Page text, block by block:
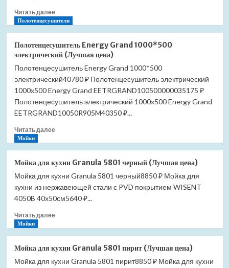
Читать далееПрочитать
больше
Energy
Grand
1200*600
черный
матовый
9005
электрический
(Лучшая
Полотенцесушители
Полотенцесушитель Energy Grand 1000*500
электрический (Лучшая цена)
Полотенцесушитель Energy Grand 1000*500
электрический40780 ₽ Полотенцесушитель электрический
1000x500 Energy Grand EETRGRAND100500000035175 ₽
Полотенцесушитель электрический 1000x500 Energy Grand
EETRGRAND10050R905M40350 ₽...
Читать далееПрочитать
Полотенцесушитель
Energy
Grand
1000*500
электрический
цена)
Мойки
Мойка для кухни Granula 5801 черный (Лучшая цена)
Мойка для кухни Granula 5801 черный8850 ₽ Мойка для
кухни из нержавеющей стали с PVD покрытием WISENT
4050B 40х50см5640 ₽...
Читать далееПрочитать
для
кухни
Мойки
Мойка для кухни Granula 5801 пирит (Лучшая цена)
Мойка для кухни Granula 5801 пирит8850 ₽ Мойка для кухни